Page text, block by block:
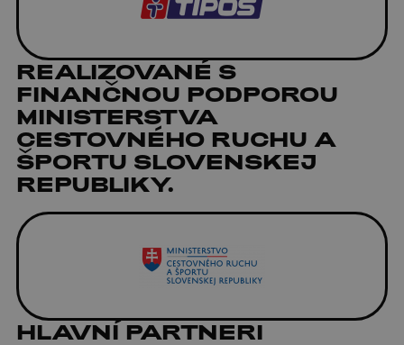
REALIZOVANÉ S
FINANČNOU PODPOROU
MINISTERSTVA
CESTOVNÉHO RUCHU A
ŠPORTU SLOVENSKEJ
REPUBLIKY.
HLAVNÍ PARTNERI